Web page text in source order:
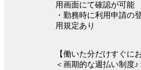
用画面にて確認が可能
・勤務時に利用申請の
用規定あり
【働いた分だけすぐに
＜画期的な週払い制度♪